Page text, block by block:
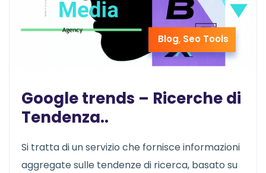
Blog, Seo Tools
Google trends – Ricerche di
Tendenza..
Si tratta di un servizio che fornisce informazioni
aggregate sulle tendenze di ricerca, basato su